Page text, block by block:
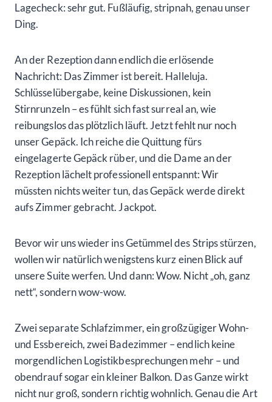
Lagecheck: sehr gut. Fußläufig, stripnah, genau unser
Ding.
An der Rezeption dann endlich die erlösende
Nachricht: Das Zimmer ist bereit. Halleluja.
Schlüsselübergabe, keine Diskussionen, kein
Stirnrunzeln – es fühlt sich fast surreal an, wie
reibungslos das plötzlich läuft. Jetzt fehlt nur noch
unser Gepäck. Ich reiche die Quittung fürs
eingelagerte Gepäck rüber, und die Dame an der
Rezeption lächelt professionell entspannt: Wir
müssten nichts weiter tun, das Gepäck werde direkt
aufs Zimmer gebracht. Jackpot.
Bevor wir uns wieder ins Getümmel des Strips stürzen,
wollen wir natürlich wenigstens kurz einen Blick auf
unsere Suite werfen. Und dann: Wow. Nicht „oh, ganz
nett“, sondern wow-wow.
Zwei separate Schlafzimmer, ein großzügiger Wohn-
und Essbereich, zwei Badezimmer – endlich keine
morgendlichen Logistikbesprechungen mehr – und
obendrauf sogar ein kleiner Balkon. Das Ganze wirkt
nicht nur groß, sondern richtig wohnlich. Genau die Art